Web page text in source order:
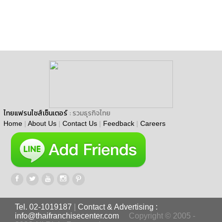
ไทยแฟรนไชส์เซ็นเตอร์ : รวมธุรกิจไทย
Home | About Us | Contact Us | Feedback | Careers
Tel. 02-1019187
Contact & Advertising :
info@thaifranchisecenter.com
Copyright © 2005 -